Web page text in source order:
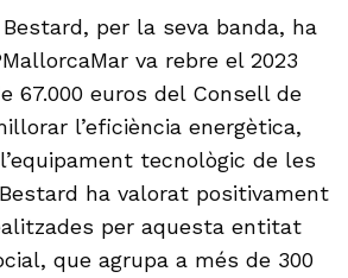
per la seva banda, ha
va rebre el 2023
67.000 euros del Consell de
l’eficiència energètica,
tecnològic de les
ha valorat positivament
per aquesta entitat
que agrupa a més de 300